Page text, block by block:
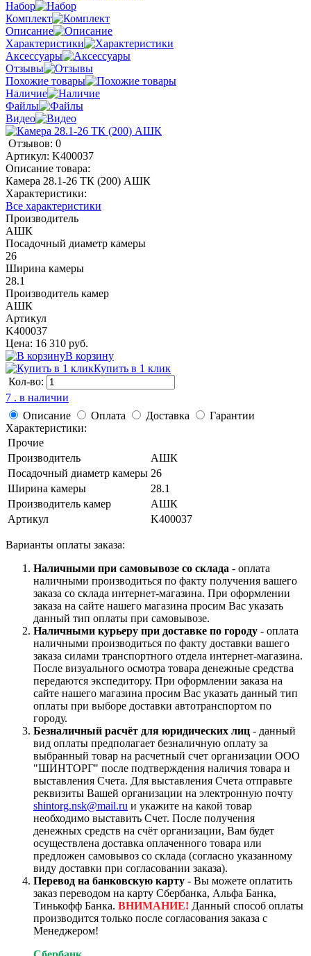
Набор
Комплект
Описание
Характеристики
Аксессуары
Отзывы
Похожие товары
Наличие
Файлы
Видео
Отзывов: 0
Артикул: K400037
Описание товара:
Камера 28.1-26 ТК (200) АШК
Характеристики:
Все характеристики
Производитель
АШК
Посадочный диаметр камеры
26
Ширина камеры
28.1
Производитель камер
АШК
Артикул
K400037
Цена: 16 310 руб.
В корзину
Купить в 1 клик
Кол-во:
7 . в наличии
Описание
Оплата Доставка
Гарантии
Характеристики:
Прочие
Производитель
АШК
Посадочный диаметр камеры 26
Ширина камеры
28.1
Производитель камер
АШК
Артикул
K400037
Варианты оплаты заказа:
Наличными при самовывозе со склада - оплата
наличными производиться по факту получения вашего
заказа со склада интернет-магазина. При оформлении
заказа на сайте нашего магазина просим Вас указать
данный тип оплаты при самовывозе.
Наличными курьеру при доставке по городу - оплата
наличными производиться по факту доставки вашего
заказа силами транспортного отдела интернет-магазина.
После визуального осмотра товара денежные средства
передаются экспедитору. При оформлении заказа на
сайте нашего магазина просим Вас указать данный тип
оплаты при выборе доставки автотранспортом по
городу.
Безналичный расчёт для юридических лиц - данный
вид оплаты предполагает безналичную оплату за
выбранный товар на расчетный счет организации ООО
"ШИНТОРГ" после подтверждения наличия товара и
выставления Счета. Для выставления Счета отправьте
реквизиты Вашей организации на электронную почту
shintorg.nsk@mail.ru и укажите на какой товар
необходимо выставить Счет. После получения
денежных средств на счёт организации, Вам будет
осуществлена доставка оплаченного товара или
предложен самовывоз со склада (согласно указанному
виду доставки при согласовании заказа).
Перевод на банковскую карту - Вы можете оплатить
заказ переводом на карту Сбербанка, Альфа Банка,
Тинькофф Банка. ВНИМАНИЕ! Данный способ оплаты
производится только после согласования заказа с
Менеджером!